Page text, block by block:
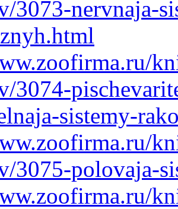
3073-nervnaja-
3074-
sistemy-
3075-polovaja-